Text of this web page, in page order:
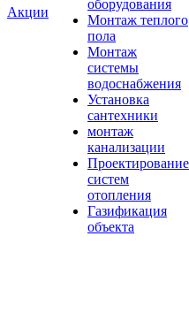
Акции
оборудования
Монтаж теплого
пола
Монтаж
системы
водоснабжения
Установка
сантехники
монтаж
канализации
Проектирование
систем
отопления
Газификация
объекта